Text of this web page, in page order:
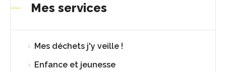
Mes services
Mes déchets j'y veille !
Enfance et jeunesse